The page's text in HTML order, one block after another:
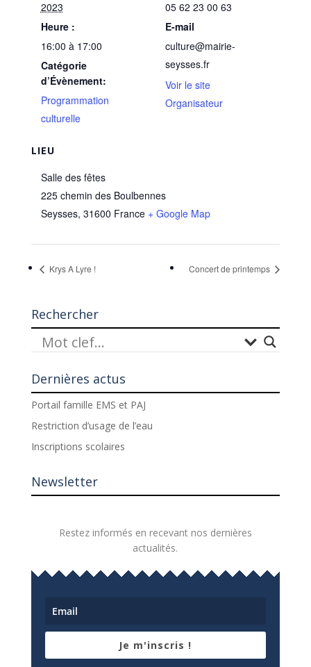
2023
Heure :
16:00 à 17:00
Catégorie
d’Évènement:
Programmation
culturelle
LIEU
Salle des fêtes
225 chemin des Boulbennes
Seysses, 31600 France + Google Map
05 62 23 00 63
E-mail
culture@mairie-
seysses.fr
Voir le site
Organisateur
Krys A Lyre ! Concert de printemps
Rechercher
Dernières actus
Portail famille EMS et PAJ
Restriction d’usage de l’eau
Inscriptions scolaires
Newsletter
Restez informés en recevant nos dernières
actualités.
Je m'inscris !